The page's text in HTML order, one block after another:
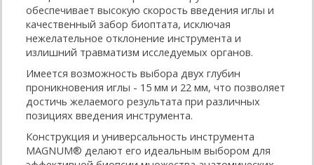
обеспечивает высокую скорость введения иглы и
качественный забор биоптата, исключая
нежелательное отклонение инструмента и
излишний травматизм исследуемых органов.
Имеется возможность выбора двух глубин
проникновения иглы - 15 мм и 22 мм, что позволяет
достичь желаемого результата при различных
позициях введения инструмента.
Конструкция и универсальность инструмента
MAGNUM® делают его идеальным выбором для